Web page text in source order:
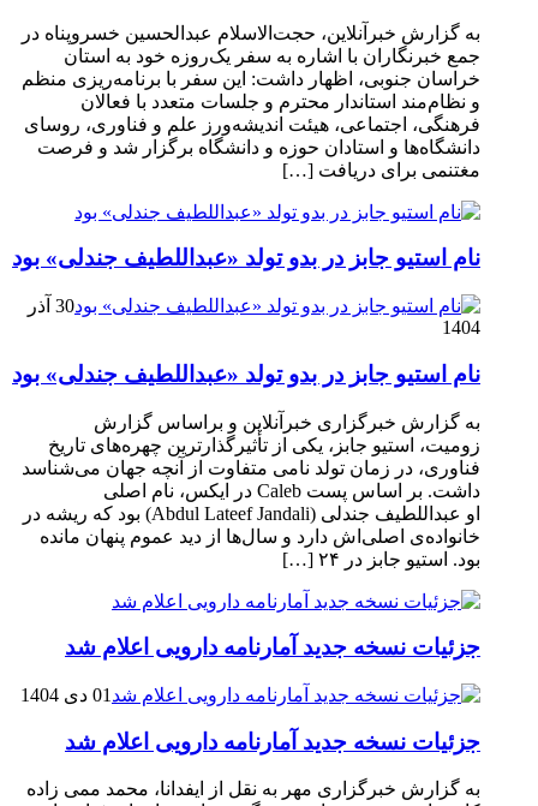
به گزارش خبرآنلاین، حجت‌الاسلام عبدالحسین خسروپناه در
جمع خبرنگاران با اشاره به سفر یک‌روزه خود به استان
خراسان جنوبی، اظهار داشت: این سفر با برنامه‌ریزی منظم
و نظام‌مند استاندار محترم و جلسات متعدد با فعالان
فرهنگی، اجتماعی، هیئت اندیشه‌ورز علم و فناوری، روسای
دانشگاه‌ها و استادان حوزه و دانشگاه برگزار شد و فرصت
مغتنمی برای دریافت […]
نام استیو جابز در بدو تولد «عبداللطیف جندلی» بود
30 آذر
1404
نام استیو جابز در بدو تولد «عبداللطیف جندلی» بود
به گزارش خبرگزاری خبرآنلاین و براساس گزارش
زومیت، استیو جابز، یکی از تأثیرگذارترین چهره‌های تاریخ
فناوری، در زمان تولد نامی متفاوت از آنچه جهان می‌شناسد
داشت. بر اساس پست Caleb در ایکس، نام اصلی
او عبداللطیف جندلی (Abdul Lateef Jandali) بود که ریشه در
خانواده‌ی اصلی‌اش دارد و سال‌ها از دید عموم پنهان مانده
بود. استیو جابز در ۲۴ […]
جزئیات نسخه جدید آمارنامه دارویی اعلام شد
01 دی 1404
جزئیات نسخه جدید آمارنامه دارویی اعلام شد
به گزارش خبرگزاری مهر به نقل از ایفدانا، محمد ممی زاده